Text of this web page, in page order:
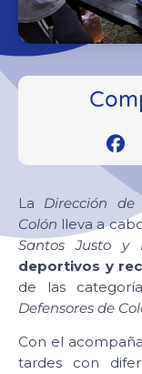
La Dirección
Colón lleva a
Santos Justo y
deportivos y
de las
Defensores de
Con el
tardes con